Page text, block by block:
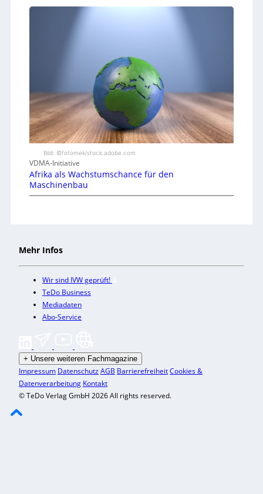
Bild: ©fotomek/stock.adobe.com
VDMA-Initiative
Afrika als Wachstumschance für den
Maschinenbau
Mehr Infos
Wir sind IVW geprüft!
TeDo Business
Mediadaten
Abo-Service
+ Unsere weiteren Fachmagazine
Impressum DatenschutzAGB BarrierefreiheitCookies &
Datenverarbeitung Kontakt
© TeDo Verlag GmbH 2026 All rights reserved.